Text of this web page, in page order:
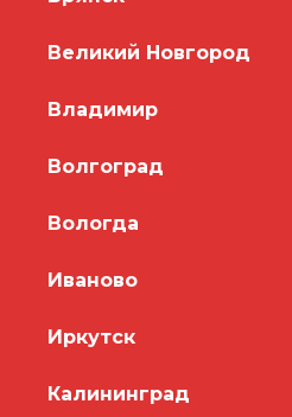
Великий Новгород
Владимир
Волгоград
Вологда
Иваново
Иркутск
Калининград